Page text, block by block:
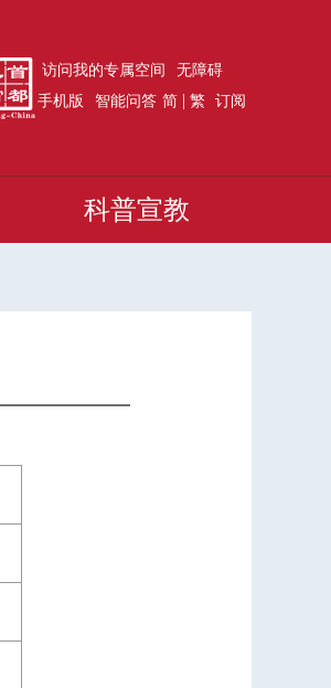
访问我的专属空间
无障碍
手机版
智能问答 简 | 繁 订阅
科普宣教